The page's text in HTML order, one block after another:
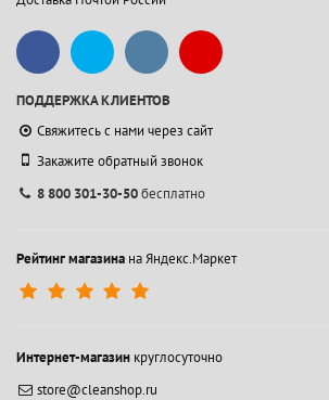
ПОДДЕРЖКА КЛИЕНТОВ
Свяжитесь с нами через сайт
Закажите обратный звонок
8 800 301-30-50бесплатно
Рейтинг магазина на Яндекс.Маркет
Интернет-магазин круглосуточно
store@cleanshop.ru